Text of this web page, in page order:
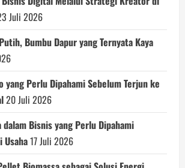
Juli 2026
Bumbu Dapur yang Ternyata Kaya
yang Perlu Dipahami Sebelum Terjun ke
20 Juli 2026
dalam Bisnis yang Perlu Dipahami
Usaha17 Juli 2026